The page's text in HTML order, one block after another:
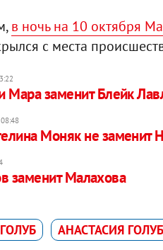
в ночь на 10 октября
с места
Мара заменит Блейк
Моняк не
заменит Малахова
АНАСТАСИЯ ГОЛУБ